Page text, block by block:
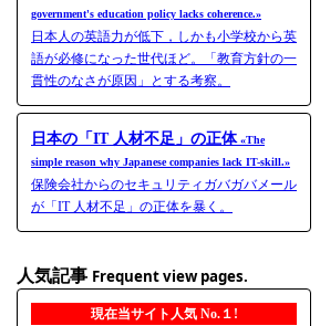
government's education policy lacks coherence.»
日本人の英語力が低下，しかも小学校から英
語が必修になった世代ほど。「教育方針の一
貫性のなさが原因」とする考察。
日本の「IT 人材不足」の正体«The
simple reason why Japanese companies lack IT-skill.»
保険会社からのセキュリティガバガバメール
が「IT 人材不足」の正体を暴く。
人気記事 Frequent view pages.
現在当サイト人気 No.１!